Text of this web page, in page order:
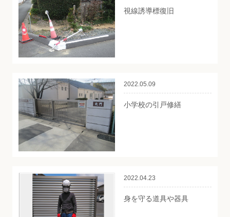
視線誘導標復旧
2022.05.09
小学校の引戸修繕
2022.04.23
身を守る道具や器具